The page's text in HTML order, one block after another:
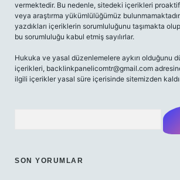
vermektedir. Bu nedenle, sitedeki içerikleri
veya araştırma yükümlülüğümüz
yazdıkları içeriklerin sorumluluğunu taşımakta
bu sorumluluğu kabul etmiş sayılırlar.
Hukuka ve yasal düzenlemelere aykırı olduğunu
içerikleri, backlinkpanelicomtr@gmail.com
ilgili içerikler yasal süre içerisinde sitemizden
SON YORUMLAR